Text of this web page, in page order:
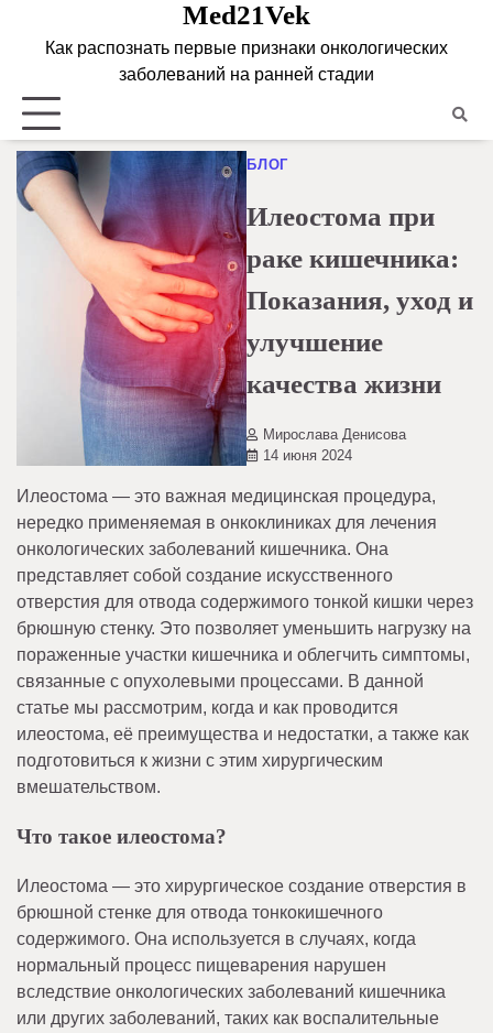
Med21Vek
Как распознать первые признаки онкологических
заболеваний на ранней стадии
БЛОГ
Илеостома при
раке кишечника:
Показания, уход и
улучшение
качества жизни
Мирослава Денисова
14 июня 2024
Илеостома — это важная медицинская процедура,
нередко применяемая в онкоклиниках для лечения
онкологических заболеваний кишечника. Она
представляет собой создание искусственного
отверстия для отвода содержимого тонкой кишки через
брюшную стенку. Это позволяет уменьшить нагрузку на
пораженные участки кишечника и облегчить симптомы,
связанные с опухолевыми процессами. В данной
статье мы рассмотрим, когда и как проводится
илеостома, её преимущества и недостатки, а также как
подготовиться к жизни с этим хирургическим
вмешательством.
Что такое илеостома?
Илеостома — это хирургическое создание отверстия в
брюшной стенке для отвода тонкокишечного
содержимого. Она используется в случаях, когда
нормальный процесс пищеварения нарушен
вследствие онкологических заболеваний кишечника
или других заболеваний, таких как воспалительные